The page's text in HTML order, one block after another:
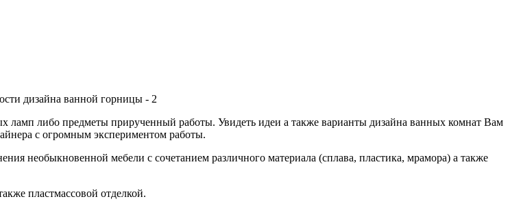
ламп либо предметы прирученный работы. Увидеть идеи а также варианты дизайна ванных комнат Вам
с огромным экспериментом работы.
необыкновенной мебели с сочетанием различного материала (сплава, пластика, мрамора) а также
пластмассовой отделкой.